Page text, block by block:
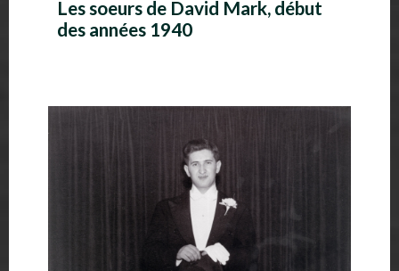
Les soeurs de David Mark, début
des années 1940